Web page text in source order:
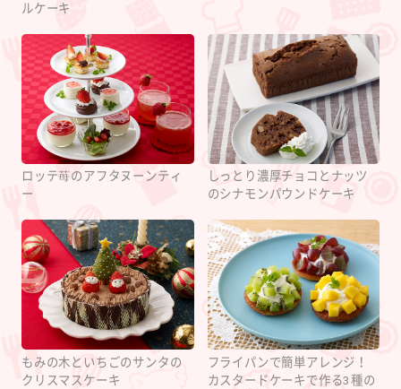
ルケーキ
ロッテ苺のアフタヌーンティ
ー
しっとり濃厚チョコとナッツ
のシナモンパウンドケーキ
もみの木といちごのサンタの
クリスマスケーキ
フライパンで簡単アレンジ！
カスタードケーキで作る3種の